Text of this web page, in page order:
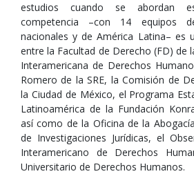
estudios cuando se abordan
competencia –con 14 equipos
nacionales y de América Latina– es
entre la Facultad de Derecho (FD) de
Interamericana de Derechos
Romero de la SRE, la Comisión de
la Ciudad de México, el Programa
Latinoamérica de la Fundación
así como de la Oficina de la
de Investigaciones Jurídicas, el
Interamericano de Derechos
Universitario de Derechos Humanos.